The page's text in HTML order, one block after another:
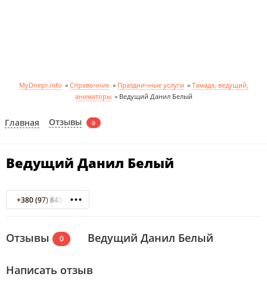
MyDnepr.info » Справочник » Праздничные услуги » Тамада, ведущий,
аниматоры » Ведущий Данил Белый
Главная Отзывы 0
Ведущий Данил Белый
+380 (97) 8438464
Отзывы 0 Ведущий Данил Белый
Написать отзыв